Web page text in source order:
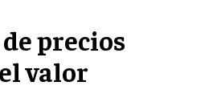
precios
valor